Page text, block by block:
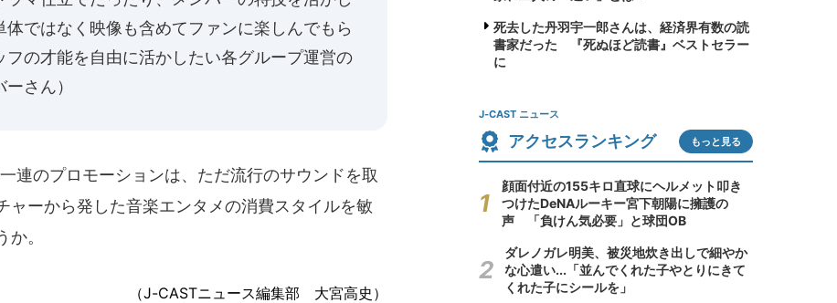
ではなく映像も含めてファンに楽しんでもら
の才能を自由に活かしたい各グループ運営の
さん）
連のプロモーションは、ただ流行のサウンドを取
ャーから発した音楽エンタメの消費スタイルを敏
。
（J-CASTニュース編集部 大宮高史）
死去した丹羽宇一郎さんは、経済界有数の読
書家だった 『死ぬほど読書』ベストセラー
に
J-CAST ニュース
アクセスランキング もっと見る
顔面付近の155キロ直球にヘルメット叩き
つけたDeNAルーキー宮下朝陽に擁護の
声 「負けん気必要」と球団OB
ダレノガレ明美、被災地炊き出しで細やか
な心遣い...「並んでくれた子やとりにきて
くれた子にシールを」